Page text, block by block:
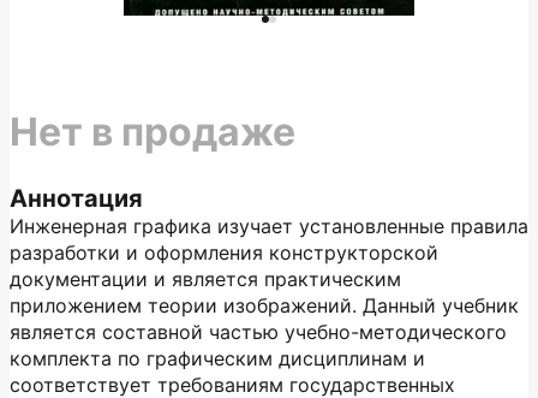
Аннотация
Инженерная графика изучает установленные правила
разработки и оформления конструкторской
документации и является практическим
приложением теории изображений. Данный учебник
является составной частью учебно-методического
комплекта по графическим дисциплинам и
соответствует требованиям государственных
Нет в продаже